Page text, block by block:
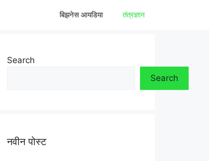
बिझनेस आयडिया तंत्रज्ञान
Search
Search
नवीन पोस्ट